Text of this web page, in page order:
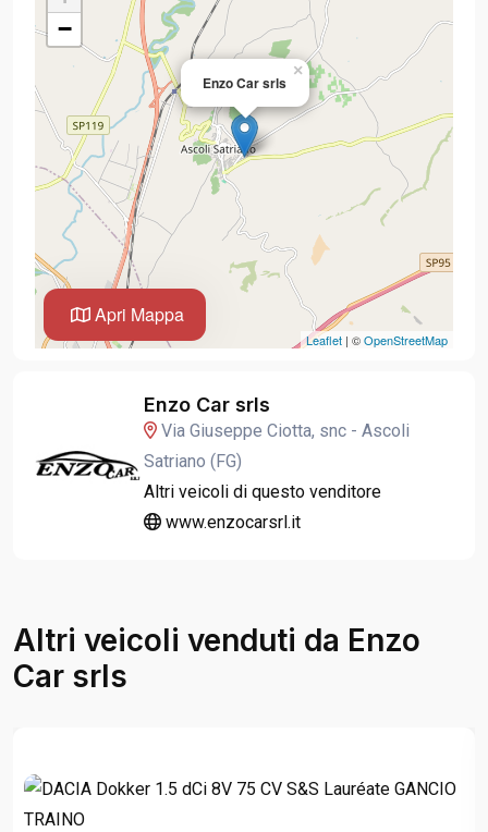
Apri Mappa
Enzo Car srls
×
−
Leaflet | ©OpenStreetMap
Enzo Car srls
Via Giuseppe Ciotta, snc - Ascoli
Satriano (FG)
Altri veicoli di questo venditore
www.enzocarsrl.it
Altri veicoli venduti da Enzo
Car srls